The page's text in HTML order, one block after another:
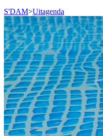
S'DAM>Uitagenda